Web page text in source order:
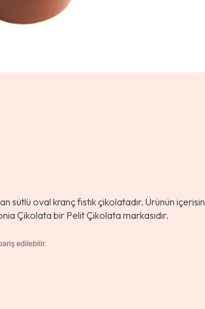
sütlü oval kranç fıstık çikolatadır. Ürünün
Çikolata bir Pelit Çikolata markasıdır.
edilebilir.